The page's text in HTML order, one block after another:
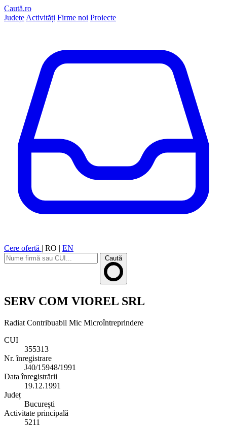
Caută.ro
Județe Activități Firme noi Proiecte
Cere ofertă | RO | EN
Caută
SERV COM VIOREL SRL
Radiat Contribuabil Mic Microîntreprindere
CUI
355313
Nr. înregistrare
J40/15948/1991
Data înregistrării
19.12.1991
Județ
București
Activitate principală
5211